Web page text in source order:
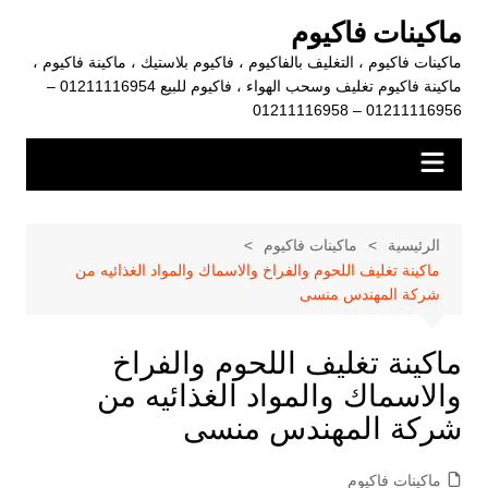
المحتوى
ماكينات فاكيوم
ماكينات فاكيوم ، التغليف بالفاكيوم ، فاكيوم بلاستيك ، ماكينة فاكيوم ،
ماكينة فاكيوم تغليف وسحب الهواء ، فاكيوم للبيع 01211116954 –
01211116956 – 01211116958
الرئيسية
ماكينات فاكيوم
ماكينة تغليف اللحوم والفراخ والاسماك والمواد الغذائيه من
شركة المهندس منسى
ماكينة تغليف اللحوم والفراخ
والاسماك والمواد الغذائيه من
شركة المهندس منسى
ماكينات فاكيوم